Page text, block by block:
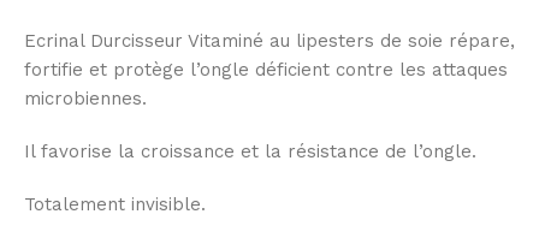
Ecrinal Durcisseur Vitaminé au lipesters de soie répare,
fortifie et protège l’ongle déficient contre les attaques
microbiennes.
Il favorise la croissance et la résistance de l’ongle.
Totalement invisible.